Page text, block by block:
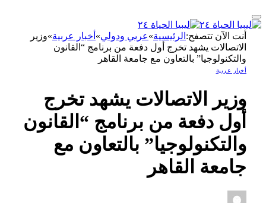
أنت الآن تتصفح:الرئيسية»عربي ودولي »أخبار عربية»وزير
الاتصالات يشهد تخرج أول دفعة من برنامج “القانون
والتكنولوجيا” بالتعاون مع جامعة القاهر
أخبار عربية
وزير الاتصالات يشهد تخرج
أول دفعة من برنامج “القانون
والتكنولوجيا” بالتعاون مع
جامعة القاهر